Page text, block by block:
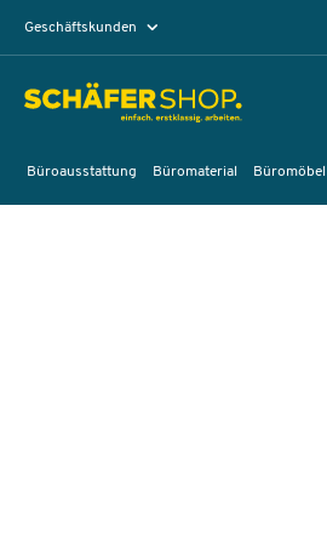
Geschäftskunden
Büroausstattung Büromaterial Büromöbel